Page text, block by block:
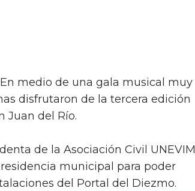
En medio de una gala musical muy
disfrutaron de la tercera edición
Juan del Río.
de la Asociación Civil UNEVIM
municipal para poder
del Portal del Diezmo.